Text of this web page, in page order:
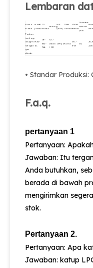
Lembaran
Nama
Produk
model
produk
ID
Produk
Sedang
WP
(MPA)
Thlet
Thread.
Outlet
thread.
Diameter
nominal
φmm.
Paduan
tembaga
oksigen
nitrogen
gas
silinder
MA2-
10.
08-
852-
764.
O2 /
Udara
/ N2
15Mpa.Pz27.8.
G5 /
8-int
Φ4.
• Standar Produksi:
F.a.q.
pertanyaan 1
Pertanyaan:
Jawaban: Itu
Anda butuhkan,
berada di bawah
mengirimkan
stok.
Pertanyaan 2.
Pertanyaan: Apa
Jawaban: katup